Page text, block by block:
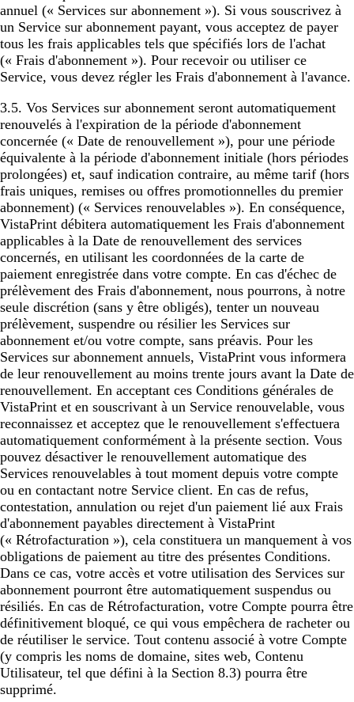
annuel (« Services sur abonnement »). Si vous souscrivez à
un Service sur abonnement payant, vous acceptez de payer
tous les frais applicables tels que spécifiés lors de l'achat
(« Frais d'abonnement »). Pour recevoir ou utiliser ce
Service, vous devez régler les Frais d'abonnement à l'avance.
3.5. Vos Services sur abonnement seront automatiquement
renouvelés à l'expiration de la période d'abonnement
concernée (« Date de renouvellement »), pour une période
équivalente à la période d'abonnement initiale (hors périodes
prolongées) et, sauf indication contraire, au même tarif (hors
frais uniques, remises ou offres promotionnelles du premier
abonnement) (« Services renouvelables »). En conséquence,
VistaPrint débitera automatiquement les Frais d'abonnement
applicables à la Date de renouvellement des services
concernés, en utilisant les coordonnées de la carte de
paiement enregistrée dans votre compte. En cas d'échec de
prélèvement des Frais d'abonnement, nous pourrons, à notre
seule discrétion (sans y être obligés), tenter un nouveau
prélèvement, suspendre ou résilier les Services sur
abonnement et/ou votre compte, sans préavis. Pour les
Services sur abonnement annuels, VistaPrint vous informera
de leur renouvellement au moins trente jours avant la Date de
renouvellement. En acceptant ces Conditions générales de
VistaPrint et en souscrivant à un Service renouvelable, vous
reconnaissez et acceptez que le renouvellement s'effectuera
automatiquement conformément à la présente section. Vous
pouvez désactiver le renouvellement automatique des
Services renouvelables à tout moment depuis votre compte
ou en contactant notre Service client. En cas de refus,
contestation, annulation ou rejet d'un paiement lié aux Frais
d'abonnement payables directement à VistaPrint
(« Rétrofacturation »), cela constituera un manquement à vos
obligations de paiement au titre des présentes Conditions.
Dans ce cas, votre accès et votre utilisation des Services sur
abonnement pourront être automatiquement suspendus ou
résiliés. ​En cas de Rétrofacturation, votre Compte pourra être
définitivement bloqué, ce qui vous empêchera de racheter ou
de réutiliser le service. Tout contenu associé à votre Compte
(y compris les noms de domaine, sites web, Contenu
Utilisateur, tel que défini à la Section 8.3) pourra être
supprimé.